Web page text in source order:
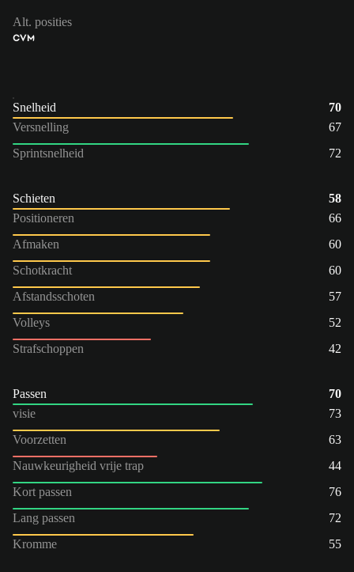
Alt. posities
CVM
Snelheid
70
Versnelling
67
Sprintsnelheid
72
Schieten
58
Positioneren
66
Afmaken
60
Schotkracht
60
Afstandsschoten
57
Volleys
52
Strafschoppen
42
Passen
70
visie
73
Voorzetten
63
Nauwkeurigheid vrije trap
44
Kort passen
76
Lang passen
72
Kromme
55